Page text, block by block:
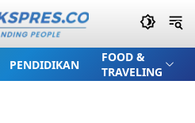
PENDIDIKAN
FOOD &
TRAVELING